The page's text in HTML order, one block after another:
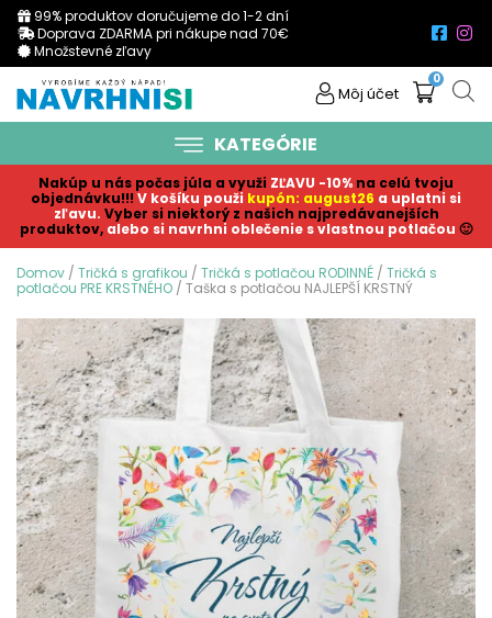
99% produktov doručujeme do 1-2 dní
Doprava ZDARMA pri nákupe nad 70€
Množstevné zľavy
Môj účet
0
KATEGÓRIE
Nakúp u nás počas júla a využi ZĽAVU -10% na celú tvoju
objednávku!!! V košíku použi kupón: august26 a uplatni si
zľavu. Vyber si niektorý z našich najpredávanejších
produktov, alebo si navrhni oblečenie s vlastnou potlačou 🙂
Domov / Tričká s grafikou / Tričká s potlačou RODINNÉ / Tričká s
potlačou PRE KRSTNÉHO / Taška s potlačou NAJLEPŠÍ KRSTNÝ